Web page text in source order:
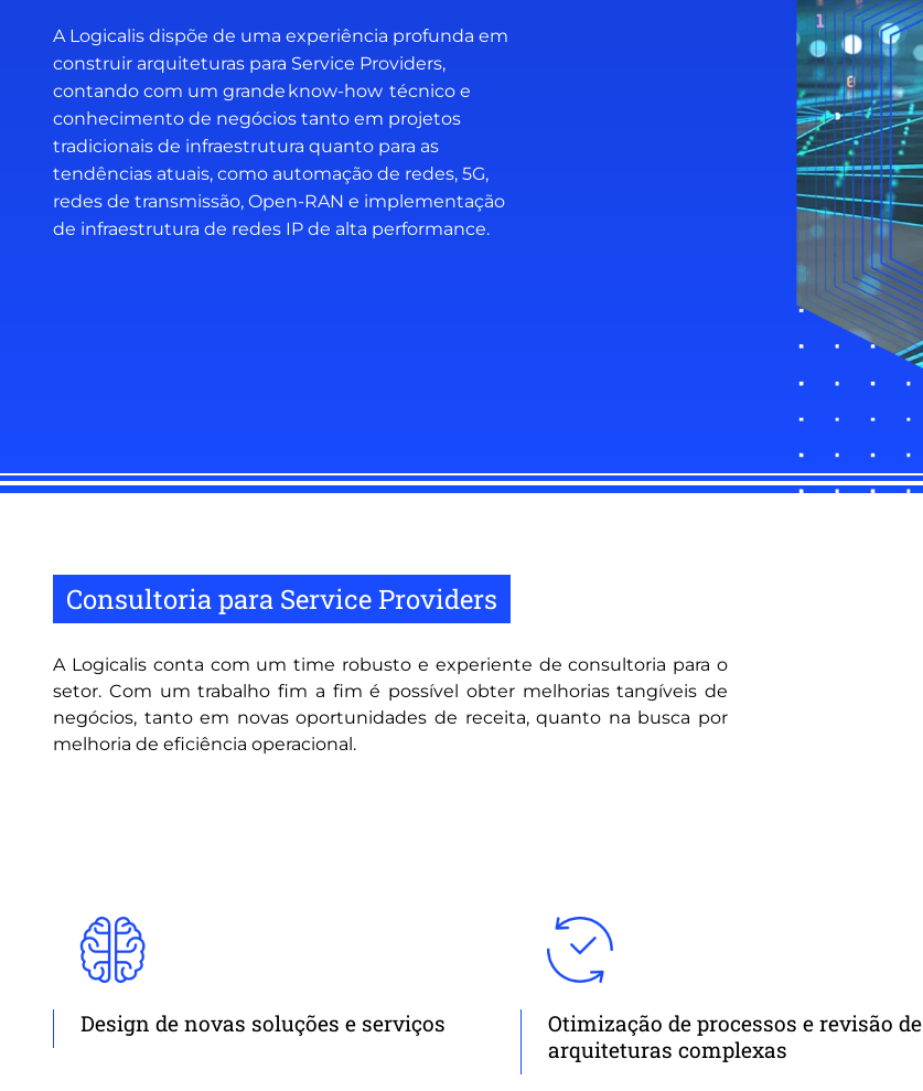
A Logicalis dispõe de uma experiência profunda em
construir arquiteturas para Service Providers,
contando com um grande know-how técnico e
conhecimento de negócios tanto em projetos
tradicionais de infraestrutura quanto para as
tendências atuais, como automação de redes, 5G,
redes de transmissão, Open-RAN e implementação
de infraestrutura de redes IP de alta performance.
Consultoria para Service Providers
A Logicalis conta com um time robusto e experiente de consultoria para o
setor. Com um trabalho fim a fim é possível obter melhorias tangíveis de
negócios, tanto em novas oportunidades de receita, quanto na busca por
melhoria de eficiência operacional.
Design de novas soluções e serviços
Otimização de processos e revisão de
arquiteturas complexas